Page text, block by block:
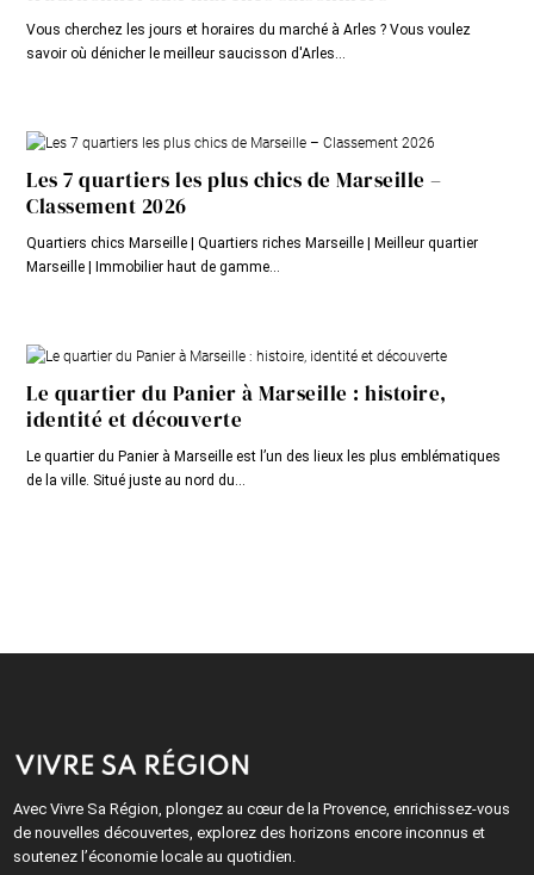
Vous cherchez les jours et horaires du marché à Arles ? Vous voulez
savoir où dénicher le meilleur saucisson d'Arles...
Les 7 quartiers les plus chics de Marseille –
Classement 2026
Quartiers chics Marseille | Quartiers riches Marseille | Meilleur quartier
Marseille | Immobilier haut de gamme...
Le quartier du Panier à Marseille : histoire,
identité et découverte
Le quartier du Panier à Marseille est l’un des lieux les plus emblématiques
de la ville. Situé juste au nord du...
Avec Vivre Sa Région, plongez au cœur de la Provence, enrichissez-vous
de nouvelles découvertes, explorez des horizons encore inconnus et
soutenez l’économie locale au quotidien.